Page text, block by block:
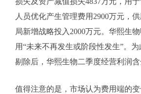
人员优化产生管理费用2900万元，
局新增战略投入2000万元。华熙生
用“未来不再发生或阶段性发生”。
剔除后，华熙生物二季度经营利润含
值得注意的是，市场认为费用端的变